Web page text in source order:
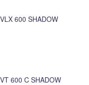
VLX 600 SHADOW
VT 600 C SHADOW